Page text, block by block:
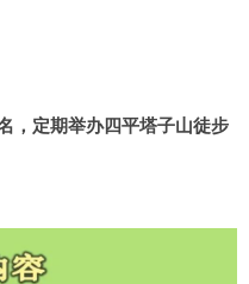
，定期举办四平塔子山徒步